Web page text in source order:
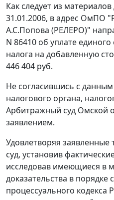
Как следует из
31.01.2006, в адрес ОмПО
А.С.Попова (РЕЛЕРО)"
N 86410 об уплате
налога на добавленную
446 404 руб.
Не согласившись с
налогового органа,
Арбитражный суд Омской
заявлением.
Удовлетворяя
суд, установив
исследовав имеющиеся в
доказательства в порядке
процессуального кодекса